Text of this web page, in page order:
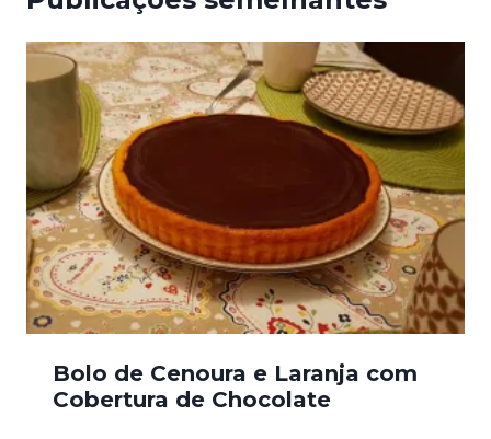
Bolo de Cenoura e Laranja com
Cobertura de Chocolate